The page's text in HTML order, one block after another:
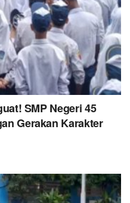
SMP Negeri 45
Gerakan Karakter